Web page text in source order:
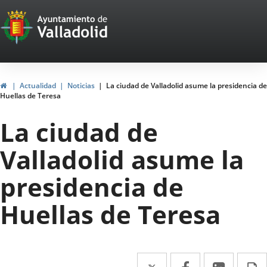
Portal
Web
del
Ayuntamiento
de
Valladolid
InicioActualidad Noticias
La ciudad de Valladolid asume la presidencia de
Huellas de Teresa
La ciudad de
Valladolid asume la
presidencia de
Huellas de Teresa
Twitter
Enlace Facebook
EnlaceEnlace